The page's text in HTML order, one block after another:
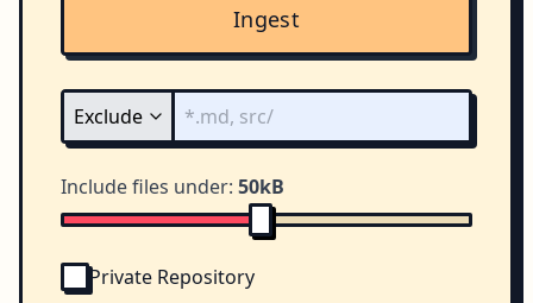
Ingest
Include files under: 50kB
Private Repository